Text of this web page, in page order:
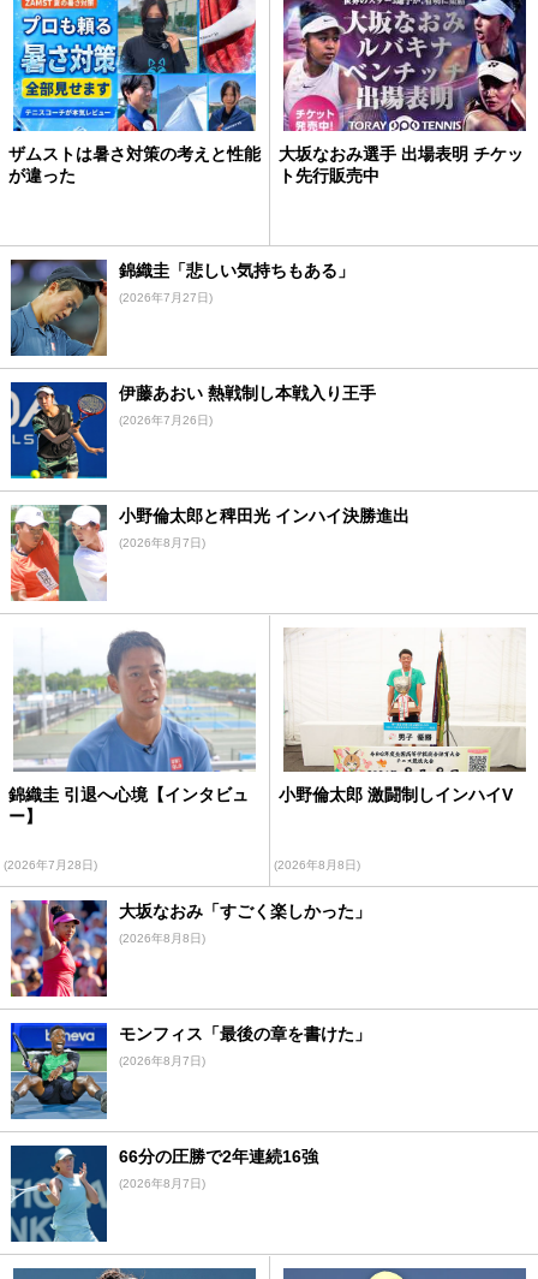
ザムストは暑さ対策の考えと性能
が違った
大坂なおみ選手 出場表明 チケッ
ト先行販売中
錦織圭「悲しい気持ちもある」
(2026年7月27日)
伊藤あおい 熱戦制し本戦入り王手
(2026年7月26日)
小野倫太郎と稗田光 インハイ決勝進出
(2026年8月7日)
錦織圭 引退へ心境【インタビュ
ー】
(2026年7月28日)
小野倫太郎 激闘制しインハイV
(2026年8月8日)
大坂なおみ「すごく楽しかった」
(2026年8月8日)
モンフィス「最後の章を書けた」
(2026年8月7日)
66分の圧勝で2年連続16強
(2026年8月7日)